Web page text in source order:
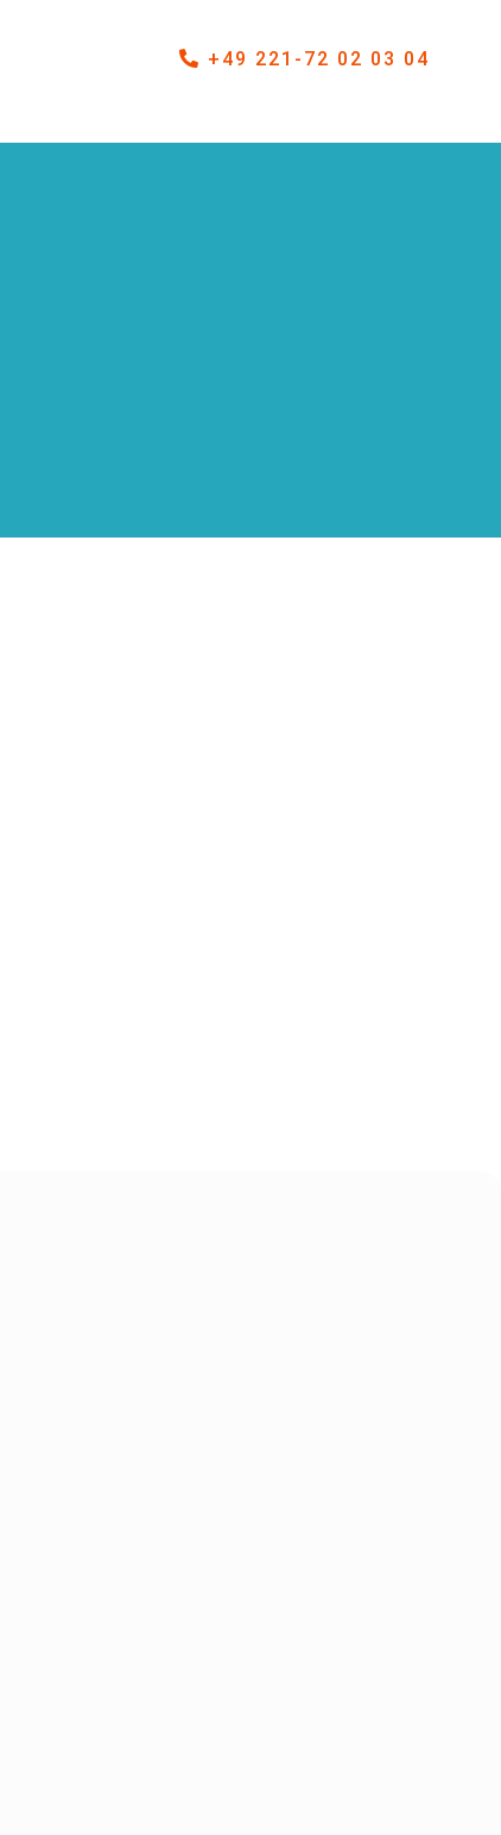
+49 221-72 02 03 04